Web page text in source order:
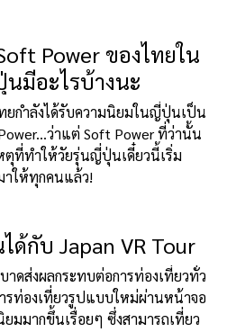
Power ของไทยใน
มีอะไรบ้างนะ
ยกำลังได้รับความนิยมในญี่ปุ่นเป็น
ว่าแต่ Soft Power ที่ว่านั้น
ตุที่ทำให้วัยรุ่นญี่ปุ่นเดี๋ยวนี้เริ่ม
าให้ทุกคนแล้ว!
กับ Japan VR Tour
าดส่งผลกระทบต่อการท่องเที่ยวทั่ว
รท่องเที่ยวรูปแบบใหม่ผ่านหน้าจอ
ยมมากขึ้นเรื่อยๆ ซึ่งสามารถเที่ยว